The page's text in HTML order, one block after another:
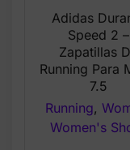
price
was:
Adidas
Speed 2 –
Zapatillas
Running Para
7.5
Running,
Women's